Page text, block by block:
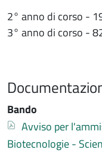
2° anno di corso -
3° anno di corso -
Bando
Documento
Avviso per
Biotecnologie -